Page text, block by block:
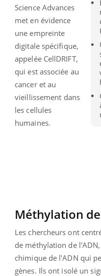
Science Advances
met en évidence
une empreinte
digitale spécifique,
appelée CellDRIFT,
qui est associée au
cancer et au
vieillissement dans
les cellules
humaines.
Méthylation
Les chercheurs ont
de méthylation de
chimique de l'ADN qui
gènes. Ils ont isolé un